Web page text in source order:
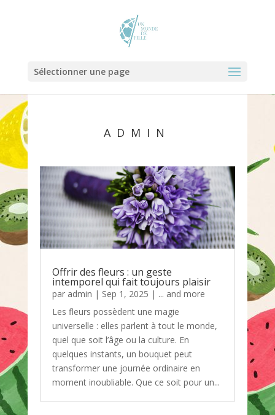
Sélectionner une page
ADMIN
Offrir des fleurs : un geste
intemporel qui fait toujours plaisir
par admin | Sep 1, 2025 | ... and more
Les fleurs possèdent une magie
universelle : elles parlent à tout le monde,
quel que soit l’âge ou la culture. En
quelques instants, un bouquet peut
transformer une journée ordinaire en
moment inoubliable. Que ce soit pour un...